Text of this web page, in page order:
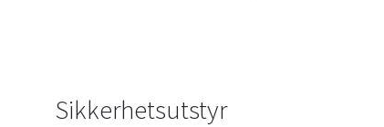
Sikkerhetsutstyr